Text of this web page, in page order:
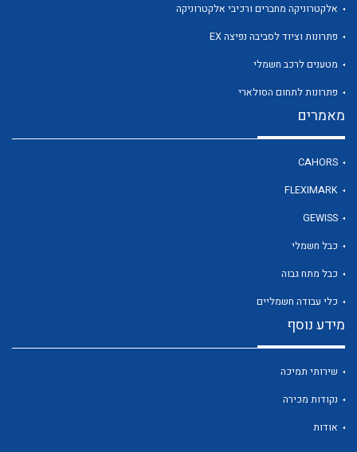
לכל מוצרי היצרן
אלקטרוניקה מחברים ורכיבי אלקטרוניקה
פתרונות וציוד לסביבה נפיצה EX
מטענים לרכב חשמלי
פתרונות לתחום הסולארי
מאמרים
CAHORS
FLEXIMARK
GEWISS
כבל חשמלי
כבל מתח גבוה
כלי עבודה חשמליים
מידע נוסף
שירותי תמיכה
נקודות מכירה
אודות